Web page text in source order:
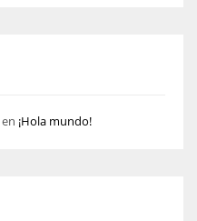
en ¡Hola mundo!